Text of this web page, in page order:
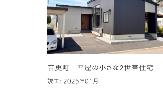
音更町 平屋の小さな２世帯住宅
竣工: 2025年01月